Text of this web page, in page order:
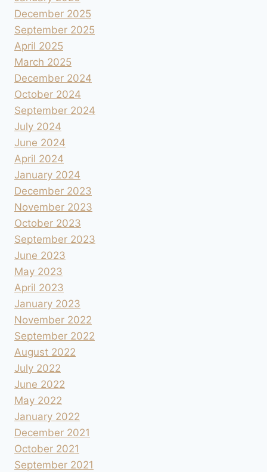
December 2025
September 2025
April 2025
March 2025
December 2024
October 2024
September 2024
July 2024
June 2024
April 2024
January 2024
December 2023
November 2023
October 2023
September 2023
June 2023
May 2023
April 2023
January 2023
November 2022
September 2022
August 2022
July 2022
June 2022
May 2022
January 2022
December 2021
October 2021
September 2021